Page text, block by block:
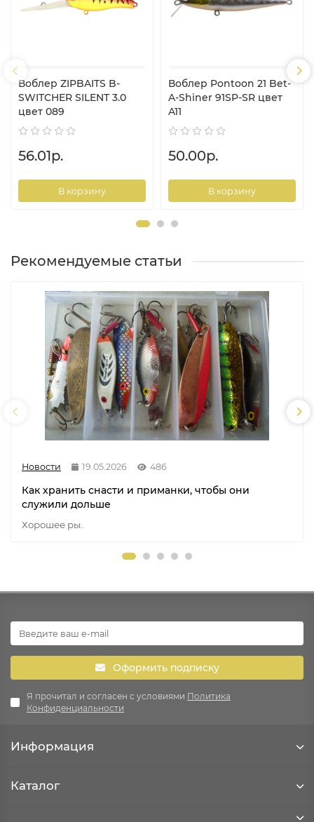
Воблер ZIPBAITS B-
SWITCHER SILENT 3.0
цвет 089
56.01р.
В корзину
Воблер Pontoon 21 Bet-
A-Shiner 91SP-SR цвет
A11
50.00р.
В корзину
Рекомендуемые статьи
Новости 19.05.2026 486
Как хранить снасти и приманки, чтобы они
служили дольше
Хорошее ры..
Оформить подписку
Я прочитал и согласен с условиями Политика
Конфиденциальности
Информация
Каталог